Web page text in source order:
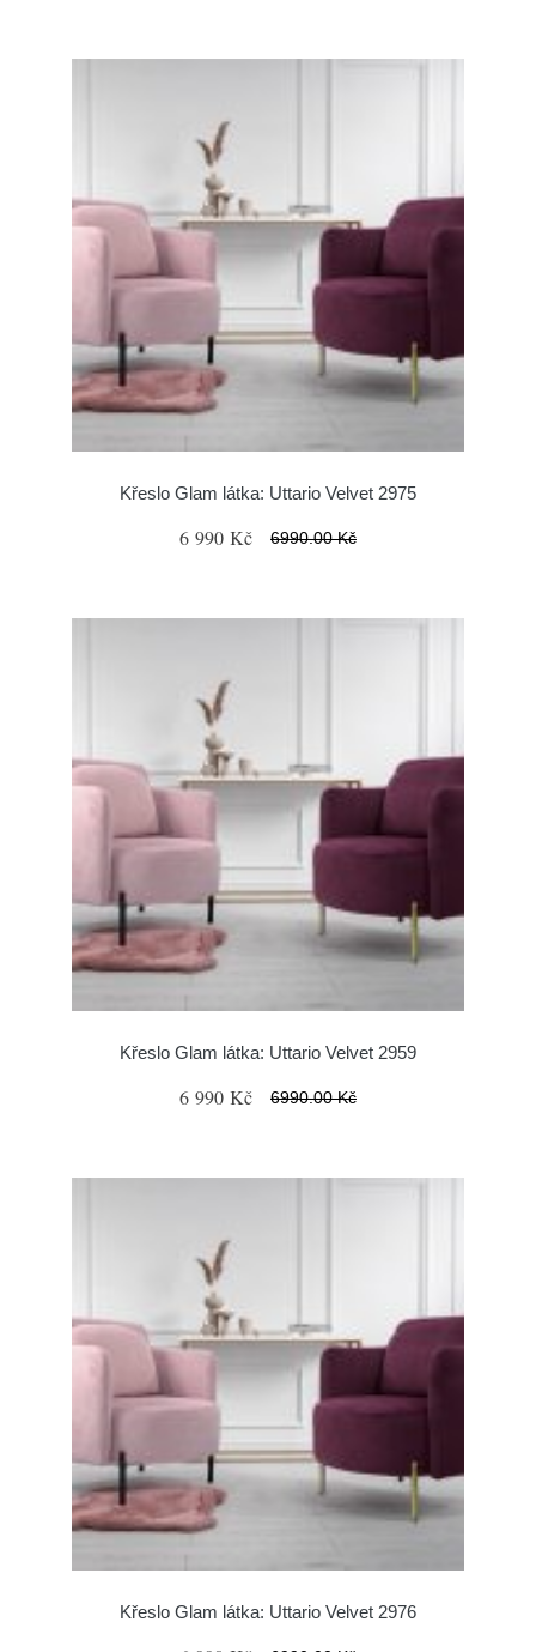
Křeslo Glam látka: Uttario Velvet 2975
6 990 Kč 6990.00 Kč
Křeslo Glam látka: Uttario Velvet 2959
6 990 Kč 6990.00 Kč
Křeslo Glam látka: Uttario Velvet 2976